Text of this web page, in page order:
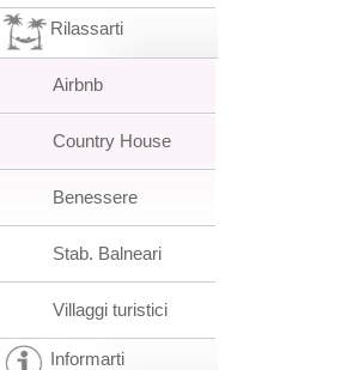
Rilassarti
Airbnb
Country House
Benessere
Stab. Balneari
Villaggi turistici
Informarti